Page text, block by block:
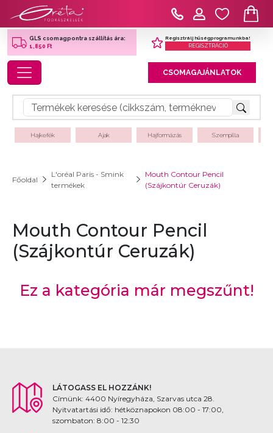
GLS csomagpontra szállítás ára:
1,850 Ft
Regisztrálj hűségprogramunkba!
REGISZTRÁCIÓ
Toggle navigation CSOMAGAJÁNLATOK
Hajkefék Ajak Hajformázás Szempilla
Főoldal
L'oréal Paris - Smink
termékek
Mouth Contour Pencil
(Szájkontúr Ceruzák)
Mouth Contour Pencil
(Szájkontúr Ceruzák)
Ez a kategória már megszűnt!
LÁTOGASS EL HOZZÁNK!
Címünk: 4400 Nyíregyháza, Szarvas utca 28.
Nyitvatartási idő: hétköznapokon 08:00 - 17:00,
szombaton: 8:00 - 12:30